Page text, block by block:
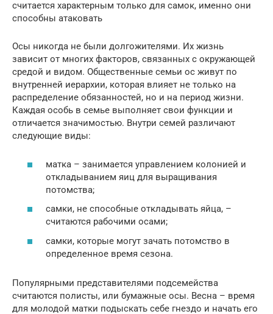
считается характерным только для самок, именно они
способны атаковать
Осы никогда не были долгожителями. Их жизнь
зависит от многих факторов, связанных с окружающей
средой и видом. Общественные семьи ос живут по
внутренней иерархии, которая влияет не только на
распределение обязанностей, но и на период жизни.
Каждая особь в семье выполняет свои функции и
отличается значимостью. Внутри семей различают
следующие виды:
матка – занимается управлением колонией и
откладыванием яиц для выращивания
потомства;
самки, не способные откладывать яйца, –
считаются рабочими осами;
самки, которые могут зачать потомство в
определенное время сезона.
Популярными представителями подсемейства
считаются полисты, или бумажные осы. Весна – время
для молодой матки подыскать себе гнездо и начать его